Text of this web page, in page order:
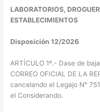
LABORATORIOS,
ESTABLECIMIENTOS
Disposición 12/2026
ARTÍCULO 1º.- Dase de
CORREO OFICIAL DE LA
cancelando el Legajo N°
el Considerando.